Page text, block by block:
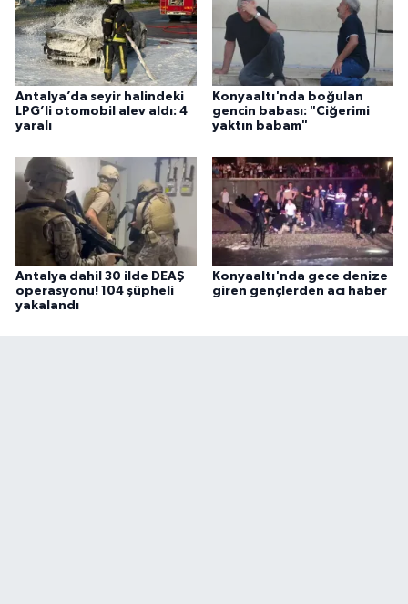
Antalya’da seyir halindeki
LPG’li otomobil alev aldı: 4
yaralı
Konyaaltı'nda boğulan
gencin babası: "Ciğerimi
yaktın babam"
Antalya dahil 30 ilde DEAŞ
operasyonu! 104 şüpheli
yakalandı
Konyaaltı'nda gece denize
giren gençlerden acı haber